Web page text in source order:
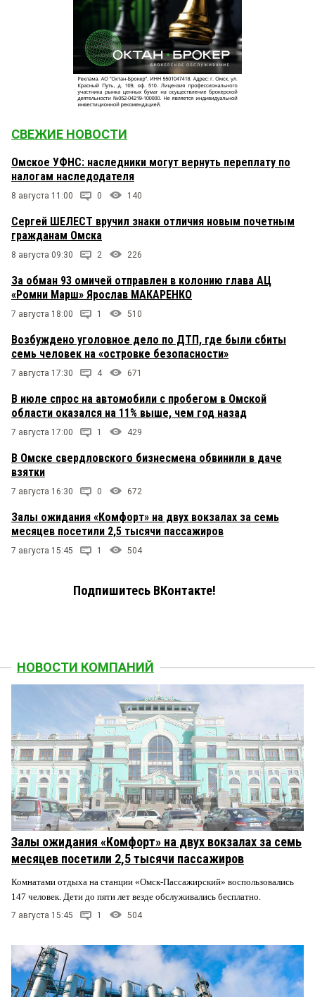
СВЕЖИЕ НОВОСТИ
Омское УФНС: наследники могут вернуть переплату по
налогам наследодателя
8 августа 11:00 0 140
Сергей ШЕЛЕСТ вручил знаки отличия новым почетным
гражданам Омска
8 августа 09:30 2 226
За обман 93 омичей отправлен в колонию глава АЦ
«Ромни Марш» Ярослав МАКАРЕНКО
7 августа 18:00 1 510
Возбуждено уголовное дело по ДТП, где были сбиты
семь человек на «островке безопасности»
7 августа 17:30 4 671
В июле спрос на автомобили с пробегом в Омской
области оказался на 11% выше, чем год назад
7 августа 17:00 1 429
В Омске свердловского бизнесмена обвинили в даче
взятки
7 августа 16:30 0 672
Залы ожидания «Комфорт» на двух вокзалах за семь
месяцев посетили 2,5 тысячи пассажиров
7 августа 15:45 1 504
Подпишитесь ВКонтакте!
НОВОСТИ КОМПАНИЙ
Залы ожидания «Комфорт» на двух вокзалах за семь
месяцев посетили 2,5 тысячи пассажиров
Комнатами отдыха на станции «Омск-Пассажирский» воспользовались
147 человек. Дети до пяти лет везде обслуживались бесплатно.
7 августа 15:45 1 504